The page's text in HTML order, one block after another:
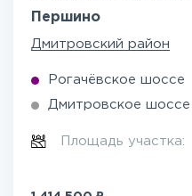
Першино
Дмитровский район
Рогачёвское шоссе
Дмитровское шоссе
Площадь участка: